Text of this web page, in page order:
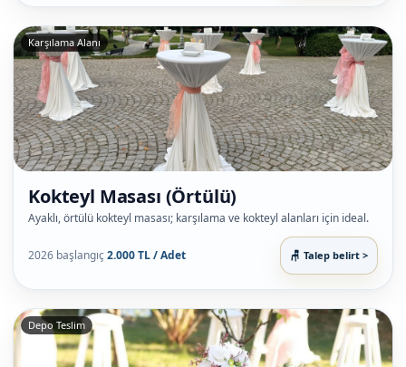
Karşılama Alanı
Kokteyl Masası (Örtülü)
Ayaklı, örtülü kokteyl masası; karşılama ve kokteyl alanları için ideal.
2026 başlangıç2.000 TL / Adet Talep belirt >
Depo Teslim